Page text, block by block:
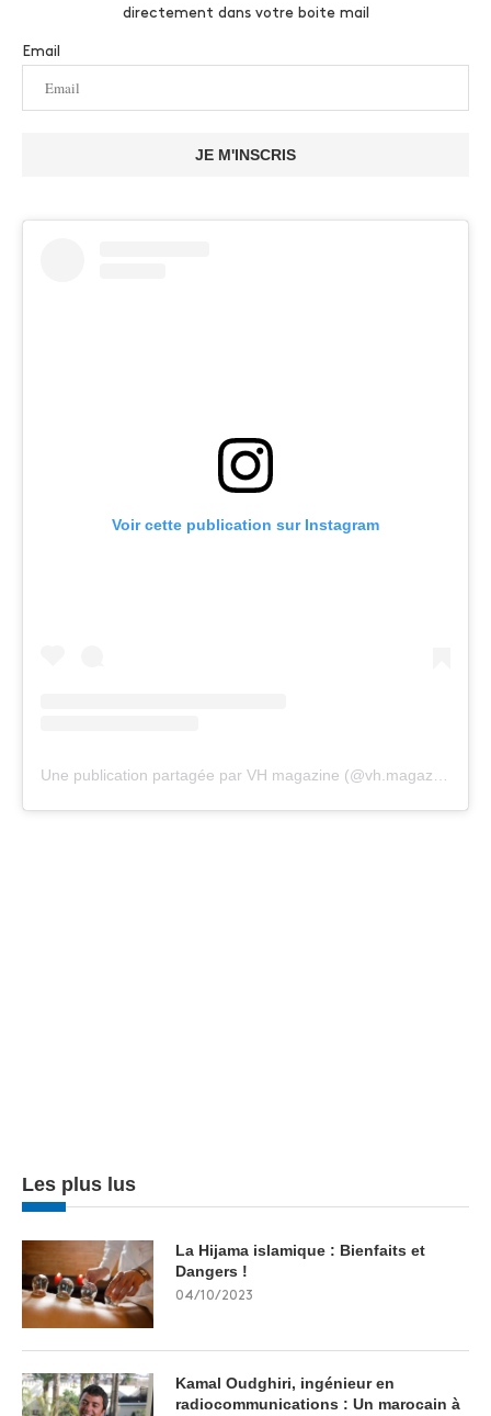
directement dans votre boite mail
Email
JE M'INSCRIS
Voir cette publication sur Instagram
Une publication partagée par VH magazine (@vh.magazine)
Les plus lus
La Hijama islamique : Bienfaits et
Dangers !
04/10/2023
Kamal Oudghiri, ingénieur en
radiocommunications : Un marocain à